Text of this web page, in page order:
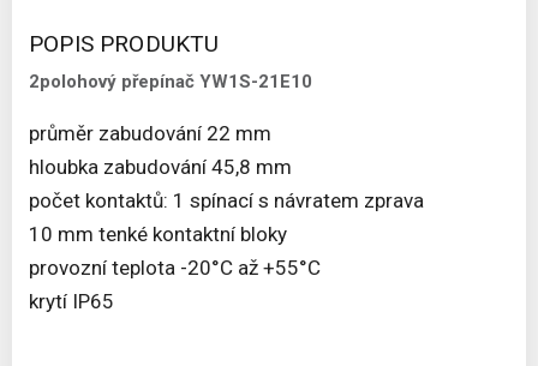
POPIS PRODUKTU
2polohový přepínač YW1S-21E10
průměr zabudování 22 mm
hloubka zabudování 45,8 mm
počet kontaktů: 1 spínací s návratem zprava
10 mm tenké kontaktní bloky
provozní teplota -20°C až +55°C
krytí IP65